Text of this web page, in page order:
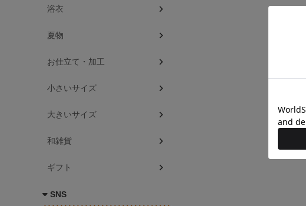
浴衣
夏物
お仕立て・加工
小さいサイズ
大きいサイズ
和雑貨
ギフト
SNS